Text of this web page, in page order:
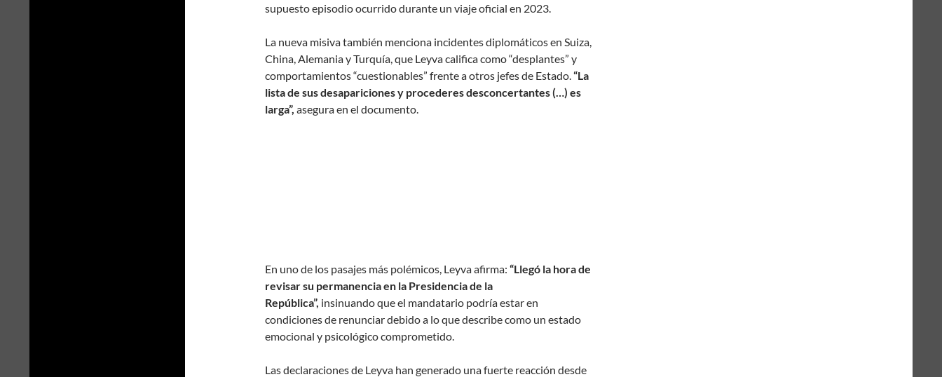
supuesto episodio ocurrido durante un viaje oficial en 2023.
La nueva misiva también menciona incidentes diplomáticos en Suiza,
China, Alemania y Turquía, que Leyva califica como “desplantes” y
comportamientos “cuestionables” frente a otros jefes de Estado. “La
lista de sus desapariciones y procederes desconcertantes (…) es
larga”, asegura en el documento.
En uno de los pasajes más polémicos, Leyva afirma: “Llegó la hora de
revisar su permanencia en la Presidencia de la
República”, insinuando que el mandatario podría estar en
condiciones de renunciar debido a lo que describe como un estado
emocional y psicológico comprometido.
Las declaraciones de Leyva han generado una fuerte reacción desde